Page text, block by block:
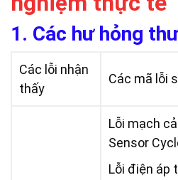
1. Các hư hỏng
Các lỗi nhận
thấy
Các mã lỗi
Lỗi mạch
Sensor
Lỗi điện áp